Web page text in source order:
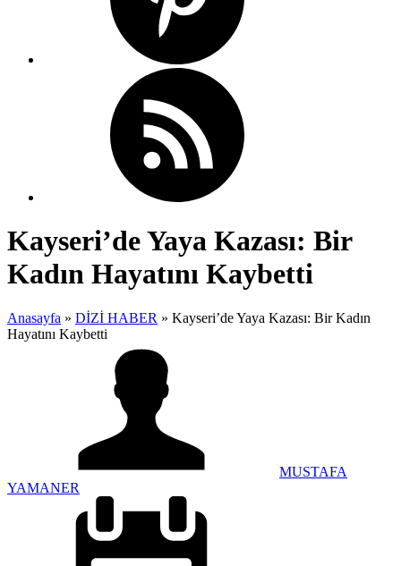
Kayseri’de Yaya Kazası: Bir
Kadın Hayatını Kaybetti
Anasayfa » DİZİ HABER » Kayseri’de Yaya Kazası: Bir Kadın
Hayatını Kaybetti
MUSTAFA
YAMANER